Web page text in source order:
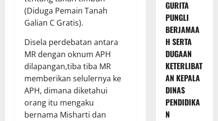
(Diduga Pemain Tanah
Galian C Gratis).
Disela perdebatan antara
MR dengan oknum APH
dilapangan,tiba tiba MR
memberikan selulernya ke
APH, dimana diketahui
orang itu mengaku
bernama Misharti dan
GURITA
PUNGLI
BERJAMAA
H SERTA
DUGAAN
KETERLIBAT
AN KEPALA
DINAS
PENDIDIKA
N